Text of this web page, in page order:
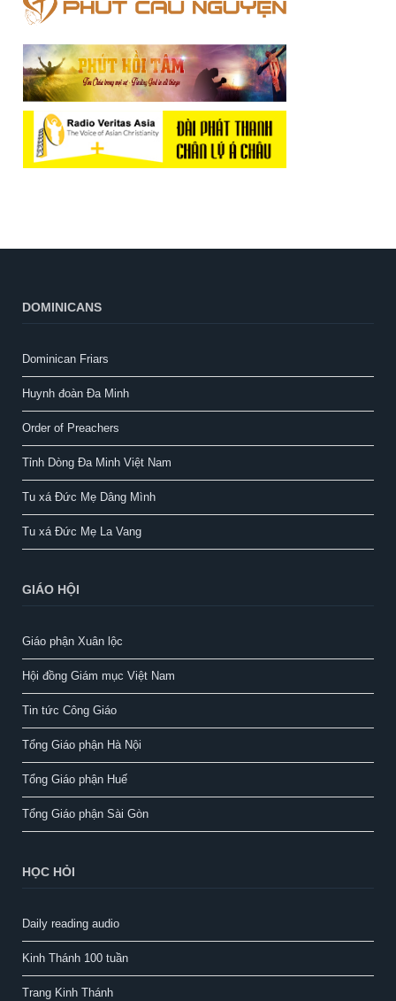
DOMINICANS
Dominican Friars
Huynh đoàn Đa Minh
Order of Preachers
Tỉnh Dòng Đa Minh Việt Nam
Tu xá Đức Mẹ Dâng Mình
Tu xá Đức Mẹ La Vang
GIÁO HỘI
Giáo phận Xuân lộc
Hội đồng Giám mục Việt Nam
Tin tức Công Giáo
Tổng Giáo phận Hà Nội
Tổng Giáo phận Huế
Tổng Giáo phận Sài Gòn
HỌC HỎI
Daily reading audio
Kinh Thánh 100 tuần
Trang Kinh Thánh